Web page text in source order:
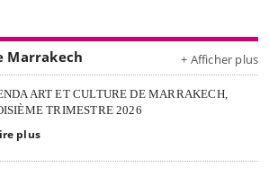
Marrakech + Afficher plus
ART ET CULTURE DE MARRAKECH,
TRIMESTRE 2026
plus